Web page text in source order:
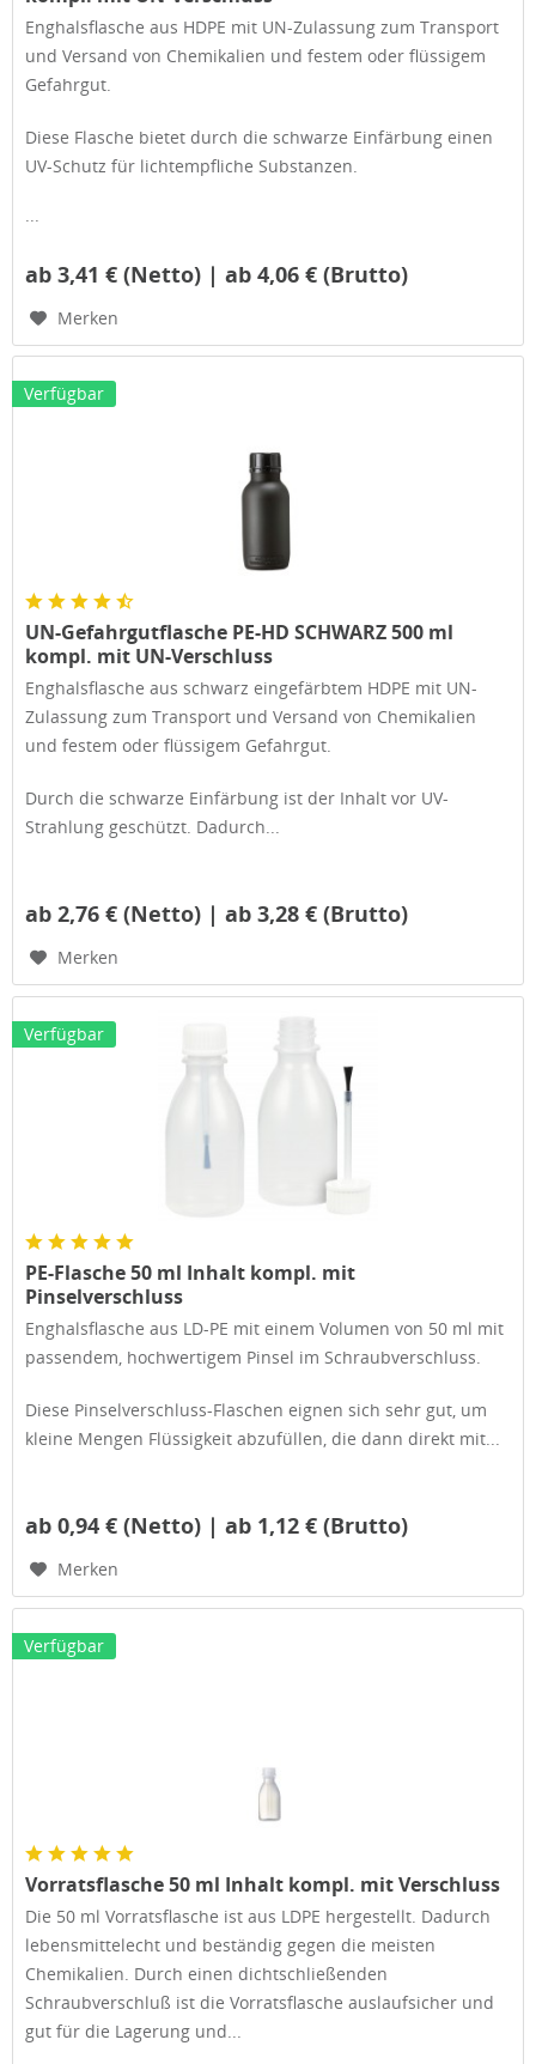
Enghalsflasche aus HDPE mit UN-Zulassung zum Transport
und Versand von Chemikalien und festem oder flüssigem
Gefahrgut.
Diese Flasche bietet durch die schwarze Einfärbung einen
UV-Schutz für lichtempfliche Substanzen.
ab 3,41 € (Netto) | ab 4,06 € (Brutto)
Merken
Verfügbar
UN-Gefahrgutflasche PE-HD SCHWARZ 500 ml
kompl. mit UN-Verschluss
Enghalsflasche aus schwarz eingefärbtem HDPE mit UN-
Zulassung zum Transport und Versand von Chemikalien
und festem oder flüssigem Gefahrgut.
Durch die schwarze Einfärbung ist der Inhalt vor UV-
Strahlung geschützt. Dadurch...
ab 2,76 € (Netto) | ab 3,28 € (Brutto)
Merken
Verfügbar
PE-Flasche 50 ml Inhalt kompl. mit
Pinselverschluss
Enghalsflasche aus LD-PE mit einem Volumen von 50 ml mit
passendem, hochwertigem Pinsel im Schraubverschluss.
Diese Pinselverschluss-Flaschen eignen sich sehr gut, um
kleine Mengen Flüssigkeit abzufüllen, die dann direkt mit...
ab 0,94 € (Netto) | ab 1,12 € (Brutto)
Merken
Verfügbar
Vorratsflasche 50 ml Inhalt kompl. mit Verschluss
Die 50 ml Vorratsflasche ist aus LDPE hergestellt. Dadurch
lebensmittelecht und beständig gegen die meisten
Chemikalien. Durch einen dichtschließenden
Schraubverschluß ist die Vorratsflasche auslaufsicher und
gut für die Lagerung und...